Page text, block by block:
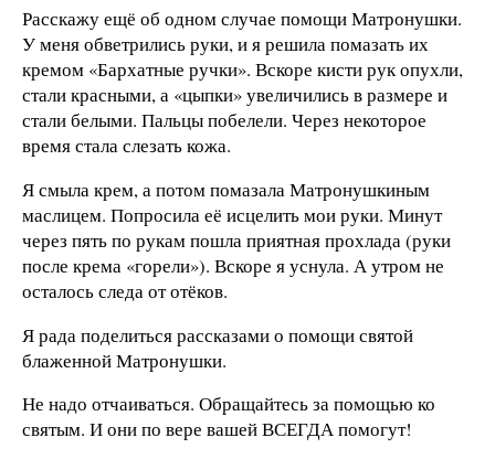
Расскажу ещё об одном случае помощи Матронушки.
У меня обветрились руки, и я решила помазать их
кремом «Бархатные ручки». Вскоре кисти рук опухли,
стали красными, а «цыпки» увеличились в размере и
стали белыми. Пальцы побелели. Через некоторое
время стала слезать кожа.
Я смыла крем, а потом помазала Матронушкиным
маслицем. Попросила её исцелить мои руки. Минут
через пять по рукам пошла приятная прохлада (руки
после крема «горели»). Вскоре я уснула. А утром не
осталось следа от отёков.
Я рада поделиться рассказами о помощи святой
блаженной Матронушки.
Не надо отчаиваться. Обращайтесь за помощью ко
святым. И они по вере вашей ВСЕГДА помогут!